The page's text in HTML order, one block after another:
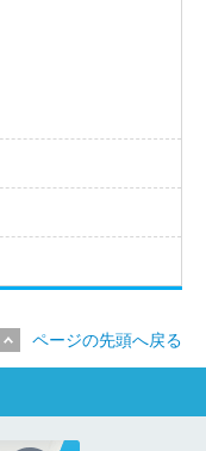
ページの先頭へ戻る